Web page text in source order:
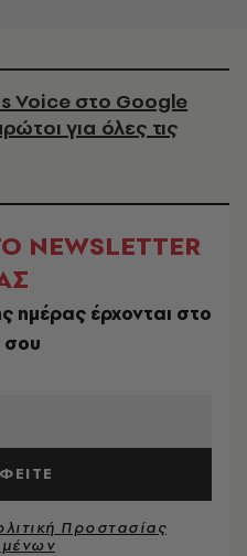
Voice στο Google
για όλες τις
NEWSLETTER
ημέρας έρχονται στο
σου
Προστασίας